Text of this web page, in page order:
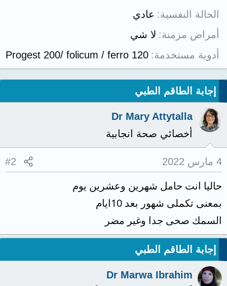
الحالة النفسية
عادي
أمراض مزمنة لا شي
أدوية مستخدمة Progest 200/ folicum / ferro 120
إجابة الطاقم الطبي
Dr Mary Attytalla
أخصائي صحة انجابية
4 مارس 2022 #2
حاليا انت حامل شهرين وعشرين يوم
بمعنى تكملى شهور بعد 10ايام
السمك صحى جدا وغير مضر
إجابة الطاقم الطبي
Dr Marwa Ibrahim